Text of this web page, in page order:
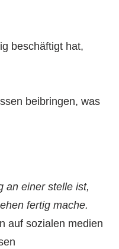
beschäftigt hat,
beibringen, was
an einer stelle ist,
fertig mache.
auf sozialen medien